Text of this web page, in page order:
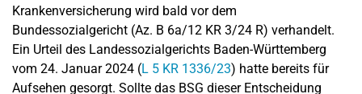
Krankenversicherung wird bald vor dem
Bundessozialgericht (Az. B 6a/12 KR 3/24 R) verhandelt.
Ein Urteil des Landessozialgerichts Baden-Württemberg
vom 24. Januar 2024 (L 5 KR 1336/23) hatte bereits für
Aufsehen gesorgt. Sollte das BSG dieser Entscheidung